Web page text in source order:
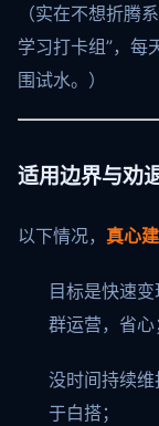
（实在不想折腾
学习打卡组”，每
围试水。）
适用边界与劝
以下情况， 真心
目标是快速
群运营，省心
没时间持续
于白搭；